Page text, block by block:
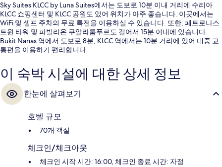
Sky Suites KLCC by Luna Suites에서는 도보로 10분 이내 거리에 수리아
KLCC 쇼핑센터 및 KLCC 공원도 있어 위치가 아주 좋습니다. 이곳에서는
WiFi 및 셀프 주차의 무료 특전을 이용하실 수 있습니다. 또한, 페트로나스
트윈 타워 및 파빌리온 쿠알라룸푸르도 걸어서 15분 이내에 있습니다.
Bukit Nanas 역에서 도보로 8분, KLCC 역에서는 10분 거리에 있어 대중 교
통편을 이용하기 편리합니다.
이 숙박 시설에 대한 상세 정보
한눈에 살펴보기
호텔 규모
70개 객실
체크인/체크아웃
체크인 시작 시간: 16:00, 체크인 종료 시간: 자정